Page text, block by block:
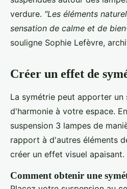
verdure. "Les éléments
sensation de calme et de
souligne Sophie Lefèvre,
Créer un effet de
La symétrie peut apporter
d'harmonie à votre espace.
suspension 3 lampes de
rapport à d'autres éléments
créer un effet visuel apaisant.
Comment obtenir une